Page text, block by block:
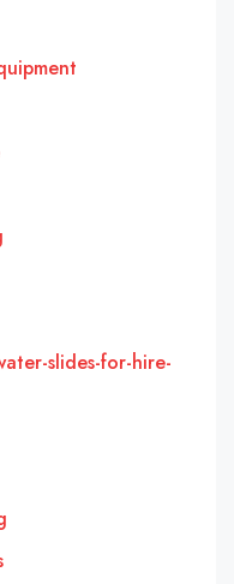
slides-for-hire-